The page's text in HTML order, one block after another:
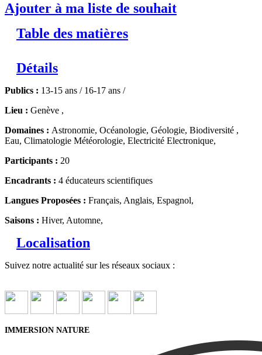
Ajouter à ma liste de souhait
Table des matières
Détails
Publics : 13-15 ans / 16-17 ans /
Lieu : Genève ,
Domaines : Astronomie, Océanologie, Géologie, Biodiversité ,
Eau, Climatologie Météorologie, Electricité Electronique,
Participants : 20
Encadrants : 4 éducateurs scientifiques
Langues Proposées : Français, Anglais, Espagnol,
Saisons : Hiver, Automne,
Localisation
Suivez notre actualité sur les réseaux sociaux :
IMMERSION NATURE